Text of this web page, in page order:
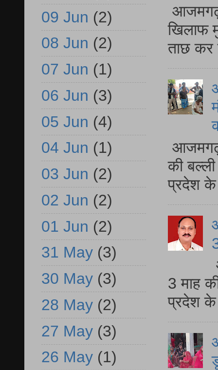
आजमगढ़
खिलाफ
ताछ कर
आजमगढ़
की
प्रदेश
3 माह
प्रदेश
09 Jun (2)
08 Jun (2)
07 Jun (1)
06 Jun (3)
05 Jun (4)
04 Jun (1)
03 Jun (2)
02 Jun (2)
01 Jun (2)
31 May (3)
30 May (3)
28 May (2)
27 May (3)
26 May (1)